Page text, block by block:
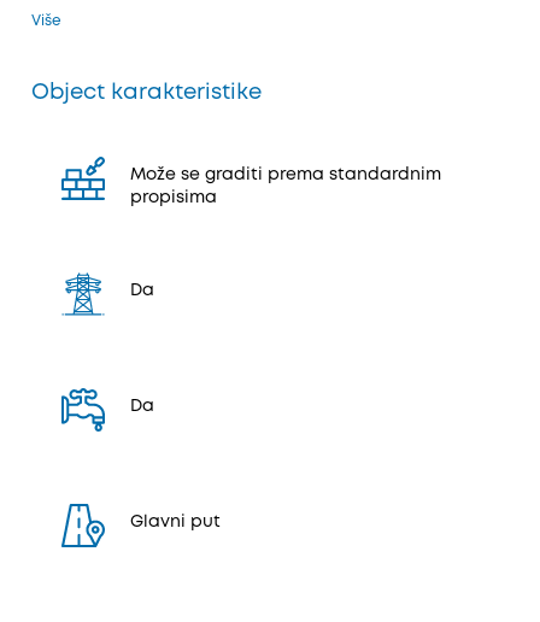
Više
Object karakteristike
Može se graditi prema standardnim
propisima
Da
Da
Glavni put